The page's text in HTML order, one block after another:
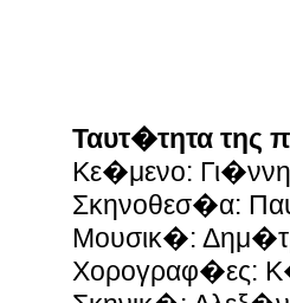
Ταυτ�τητα της
Κε�μενο:
Σκηνοθεσ�α:
Μουσικ�:
Χορογραφ�ες: